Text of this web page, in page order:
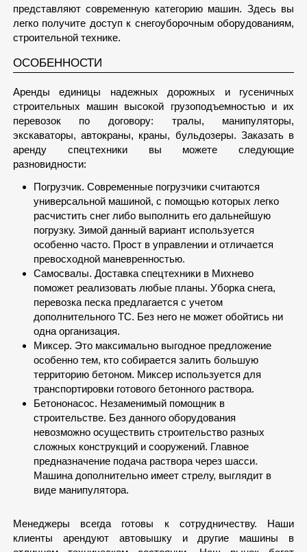
представляют современную категорию машин. Здесь вы
легко получите доступ к снегоуборочным оборудованиям,
строительной технике.
ОСОБЕННОСТИ
Аренды единицы надежных дорожных и гусеничных
строительных машин высокой грузоподъемностью и их
перевозок по договору: тралы, манипуляторы,
экскаваторы, автокраны, краны, бульдозеры. Заказать в
аренду спецтехники вы можете следующие
разновидности:
Погрузчик. Современные погрузчики считаются
универсальной машиной, с помощью которых легко
расчистить снег либо выполнить его дальнейшую
погрузку. Зимой данный вариант используется
особенно часто. Прост в управлении и отличается
превосходной маневренностью.
Самосвалы. Доставка спецтехники в Михнево
поможет реализовать любые планы. Уборка снега,
перевозка песка предлагается с учетом
дополнительного ТС. Без него не может обойтись ни
одна организация.
Миксер. Это максимально выгодное предложение
особенно тем, кто собирается залить большую
территорию бетоном. Миксер используется для
транспортировки готового бетонного раствора.
Бетононасос. Незаменимый помощник в
строительстве. Без данного оборудования
невозможно осуществить строительство разных
сложных конструкций и сооружений. Главное
предназначение подача раствора через шасси.
Машина дополнительно имеет стрелу, выглядит в
виде манипулятора.
Менеджеры всегда готовы к сотрудничеству. Наши
клиенты арендуют автовышку и другие машины в